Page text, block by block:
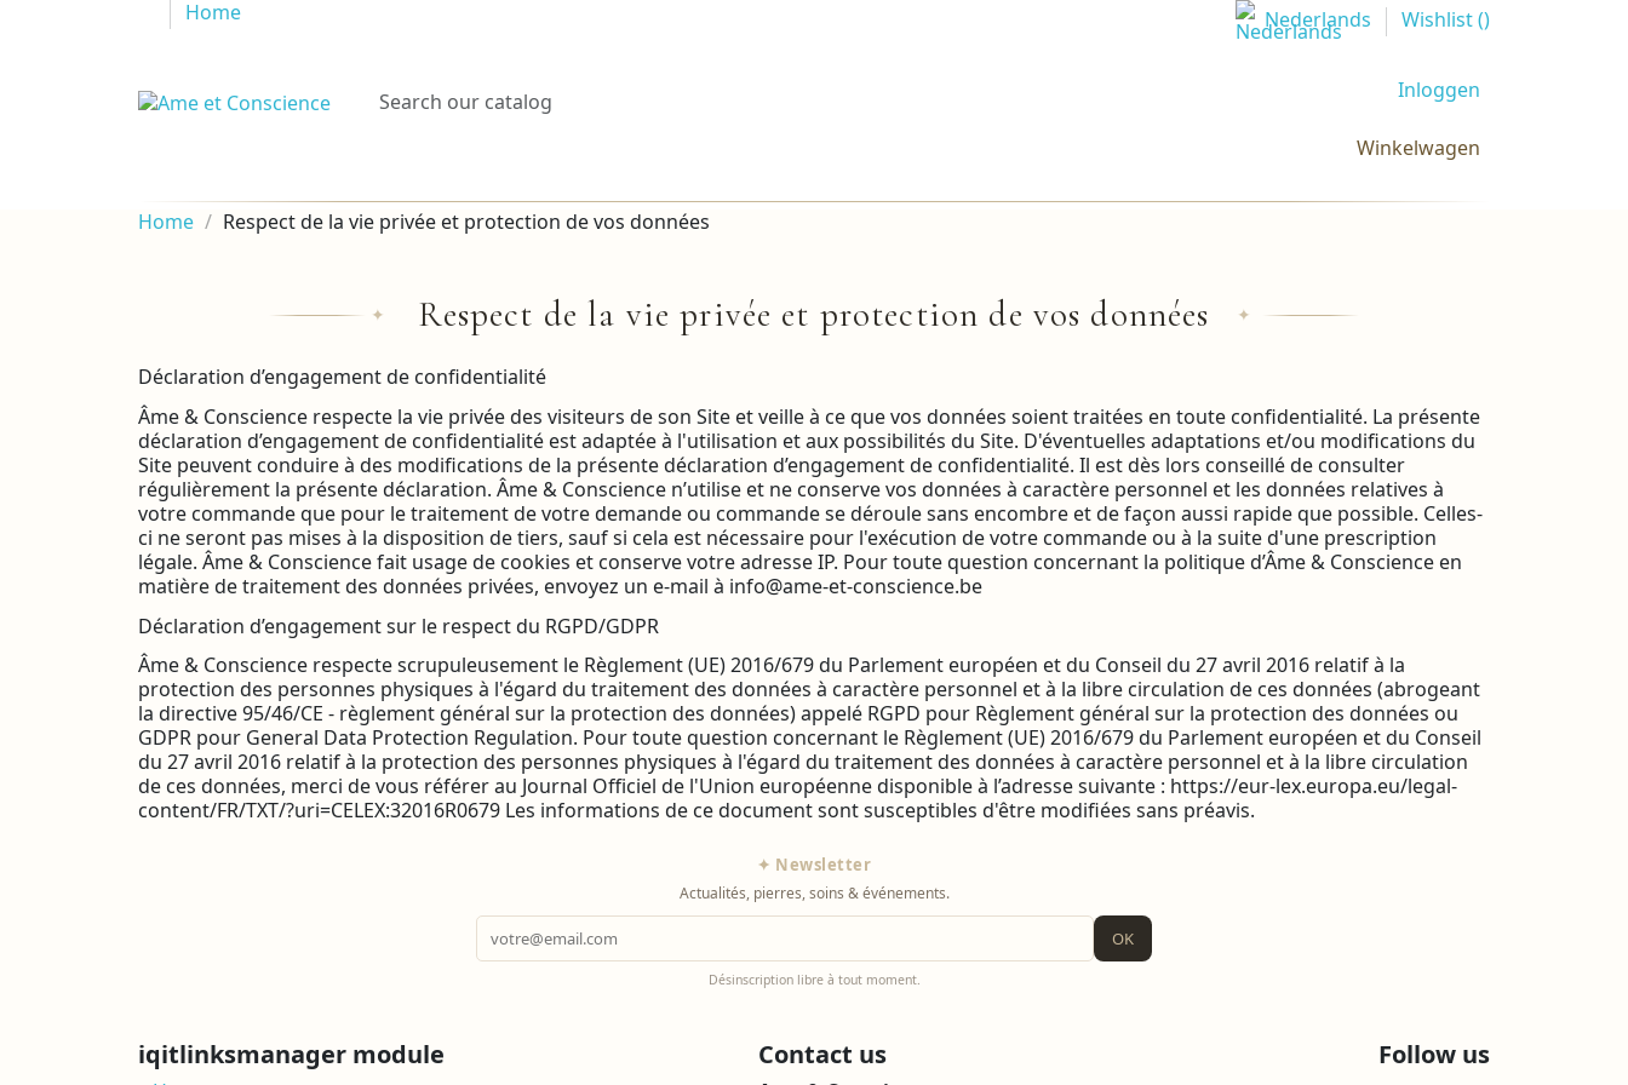
Home Nederlands Wishlist ()
Inloggen
Winkelwagen
Home Respect de la vie privée et protection de vos données
✦ Respect de la vie privée et protection de vos données ✦
Déclaration d’engagement de confidentialité
Âme & Conscience respecte la vie privée des visiteurs de son Site et veille à ce que vos données soient traitées en toute confidentialité. La présente
déclaration d’engagement de confidentialité est adaptée à l'utilisation et aux possibilités du Site. D'éventuelles adaptations et/ou modifications du
Site peuvent conduire à des modifications de la présente déclaration d’engagement de confidentialité. Il est dès lors conseillé de consulter
régulièrement la présente déclaration. Âme & Conscience n’utilise et ne conserve vos données à caractère personnel et les données relatives à
votre commande que pour le traitement de votre demande ou commande se déroule sans encombre et de façon aussi rapide que possible. Celles-
ci ne seront pas mises à la disposition de tiers, sauf si cela est nécessaire pour l'exécution de votre commande ou à la suite d'une prescription
légale. Âme & Conscience fait usage de cookies et conserve votre adresse IP. Pour toute question concernant la politique d’Âme & Conscience en
matière de traitement des données privées, envoyez un e-mail à info@ame-et-conscience.be
Déclaration d’engagement sur le respect du RGPD/GDPR
Âme & Conscience respecte scrupuleusement le Règlement (UE) 2016/679 du Parlement européen et du Conseil du 27 avril 2016 relatif à la
protection des personnes physiques à l'égard du traitement des données à caractère personnel et à la libre circulation de ces données (abrogeant
la directive 95/46/CE - règlement général sur la protection des données) appelé RGPD pour Règlement général sur la protection des données ou
GDPR pour General Data Protection Regulation. Pour toute question concernant le Règlement (UE) 2016/679 du Parlement européen et du Conseil
du 27 avril 2016 relatif à la protection des personnes physiques à l'égard du traitement des données à caractère personnel et à la libre circulation
de ces données, merci de vous référer au Journal Officiel de l'Union européenne disponible à l’adresse suivante : https://eur-lex.europa.eu/legal-
content/FR/TXT/?uri=CELEX:32016R0679 Les informations de ce document sont susceptibles d'être modifiées sans préavis.
✦ Newsletter
Actualités, pierres, soins & événements.
OK
Désinscription libre à tout moment.
iqitlinksmanager module Contact us Follow us